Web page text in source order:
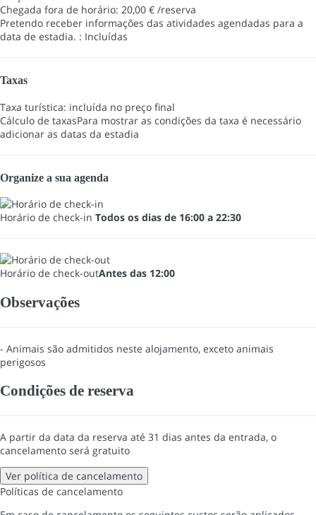
Chegada fora de horário: 20,00 € /reserva
Pretendo receber informações das atividades agendadas para a
data de estadia. : Incluídas
Taxas
Taxa turística: incluída no preço final
Cálculo de taxasPara mostrar as condições da taxa é necessário
adicionar as datas da estadia
Organize a sua agenda
Horário de check-in Todos os dias de 16:00 a 22:30
Horário de check-outAntes das 12:00
Observações
- Animais são admitidos neste alojamento, exceto animais
perigosos
Condições de reserva
A partir da data da reserva até 31 dias antes da entrada, o
cancelamento será gratuito
Ver política de cancelamento
Políticas de cancelamento